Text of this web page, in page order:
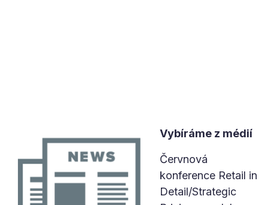
Vybíráme z médií
Červnová
konference Retail in
Detail/Strategic